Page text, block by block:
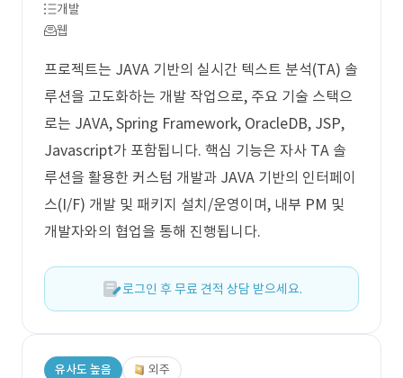
개발
웹
프로젝트는 JAVA 기반의 실시간 텍스트 분석(TA) 솔
루션을 고도화하는 개발 작업으로, 주요 기술 스택으
로는 JAVA, Spring Framework, OracleDB, JSP,
Javascript가 포함됩니다. 핵심 기능은 자사 TA 솔
루션을 활용한 커스텀 개발과 JAVA 기반의 인터페이
스(I/F) 개발 및 패키지 설치/운영이며, 내부 PM 및
개발자와의 협업을 통해 진행됩니다.
로그인 후 무료 견적 상담 받으세요.
유사도 높음 외주